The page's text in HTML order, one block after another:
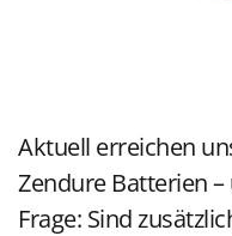
Aktuell erreichen
Zendure Batterien
Frage: Sind